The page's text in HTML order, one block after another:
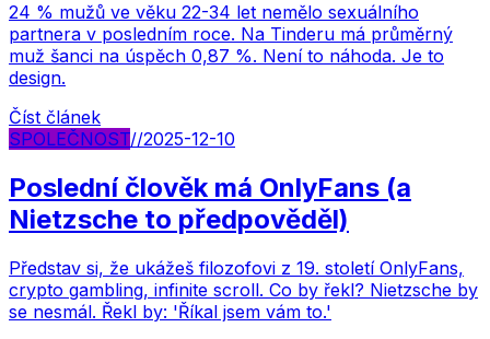
24 % mužů ve věku 22-34 let nemělo sexuálního
partnera v posledním roce. Na Tinderu má průměrný
muž šanci na úspěch 0,87 %. Není to náhoda. Je to
design.
Číst článek
SPOLEČNOST//2025-12-10
Poslední člověk má OnlyFans (a
Nietzsche to předpověděl)
Představ si, že ukážeš filozofovi z 19. století OnlyFans,
crypto gambling, infinite scroll. Co by řekl? Nietzsche by
se nesmál. Řekl by: 'Říkal jsem vám to.'